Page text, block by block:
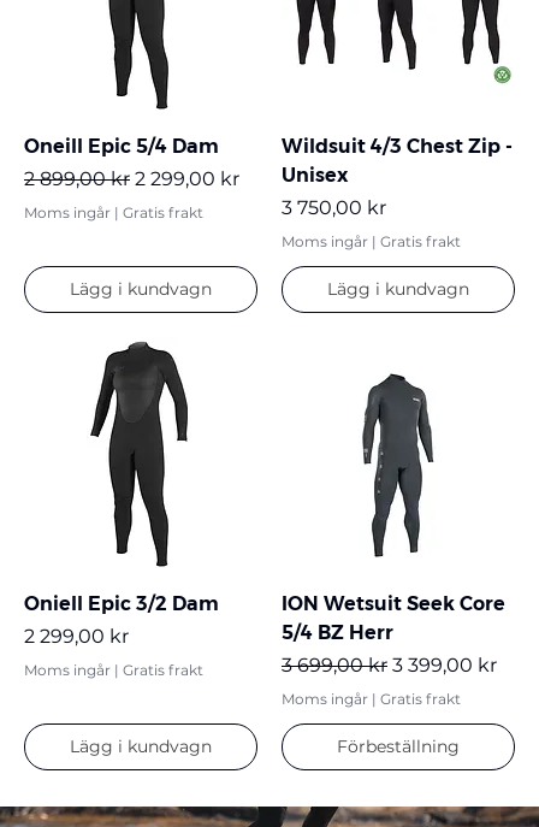
Oneill Epic 5/4 Dam
Ordinarie pris
2 899,00 kr Reapris
2 299,00 kr
Moms ingår | Gratis frakt
Lägg i kundvagn
Wildsuit 4/3 Chest Zip -
Unisex
Pris
3 750,00 kr
Moms ingår | Gratis frakt
Lägg i kundvagn
Oniell Epic 3/2 Dam
Pris
2 299,00 kr
Moms ingår | Gratis frakt
Lägg i kundvagn
ION Wetsuit Seek Core
5/4 BZ Herr
Ordinarie pris
3 699,00 kr Reapris
3 399,00 kr
Moms ingår | Gratis frakt
Förbeställning